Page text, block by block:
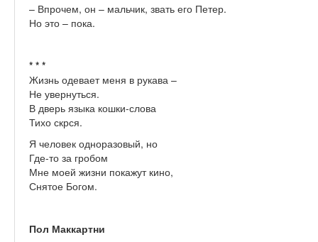
– Впрочем, он – мальчик, звать его Петер.
Но это – пока.
* * *
Жизнь одевает меня в рукава –
Не увернуться.
В дверь языка кошки-слова
Тихо скрся.
Я человек одноразовый, но
Где-то за гробом
Мне моей жизни покажут кино,
Снятое Богом.
Пол Маккартни